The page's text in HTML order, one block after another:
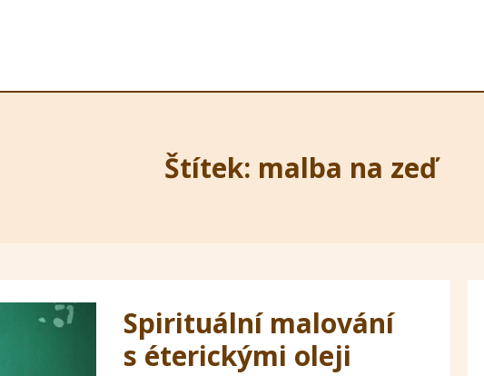
Štítek: malba na zeď
Spirituální malování
s éterickými oleji